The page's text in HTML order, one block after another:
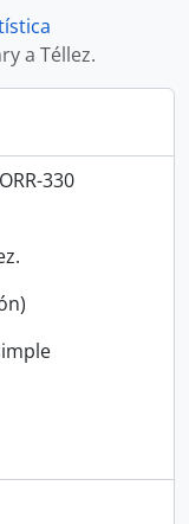
a Téllez.
330